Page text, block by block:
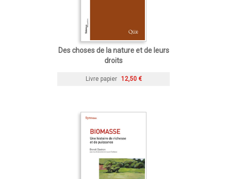
Des choses de la nature et de leurs
droits
Livre papier 12,50 €